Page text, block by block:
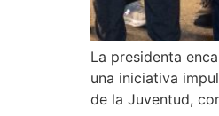
La presidenta
una iniciativa
de la Juventud,